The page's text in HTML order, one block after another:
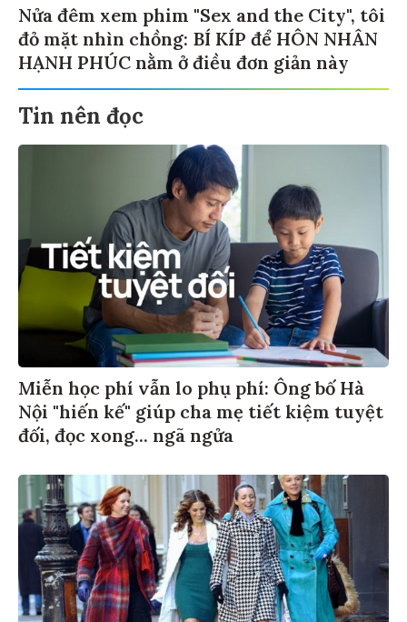
Nửa đêm xem phim "Sex and the City", tôi
đỏ mặt nhìn chồng: BÍ KÍP để HÔN NHÂN
HẠNH PHÚC nằm ở điều đơn giản này
Tin nên đọc
Miễn học phí vẫn lo phụ phí: Ông bố Hà
Nội "hiến kế" giúp cha mẹ tiết kiệm tuyệt
đối, đọc xong... ngã ngửa